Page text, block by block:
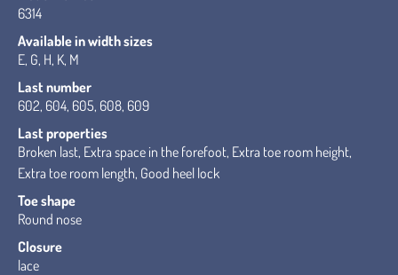
6314
Available in width sizes
E, G, H, K, M
Last number
602, 604, 605, 608, 609
Last properties
Broken last, Extra space in the forefoot, Extra toe room height,
Extra toe room length, Good heel lock
Toe shape
Round nose
Closure
lace